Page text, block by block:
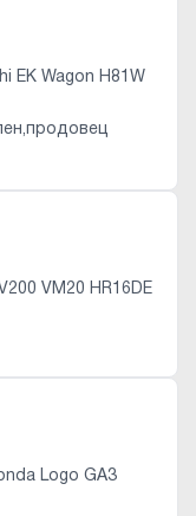
EK Wagon H81W
VM20 HR16DE
Logo GA3